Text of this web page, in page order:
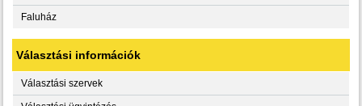
Faluház
Választási információk
Választási szervek